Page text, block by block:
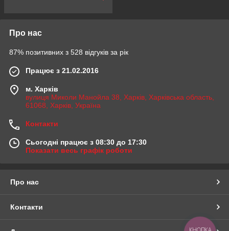
Про нас
87% позитивних з 528 відгуків за рік
Працює з 21.02.2016
м. Харків
вулиця Миколи Манойла 38, Харків, Харківська область,
61068, Харків, Україна
Контакти
Сьогодні працює з 08:30 до 17:30
Показати весь графік роботи
Про нас
Контакти